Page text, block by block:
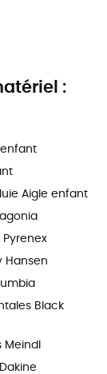
:
Aigle enfant
Pyrenex
Hansen
Black